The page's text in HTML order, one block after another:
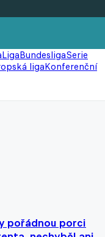
BundesligaSerie
ligaKonferenční
pořádnou porci